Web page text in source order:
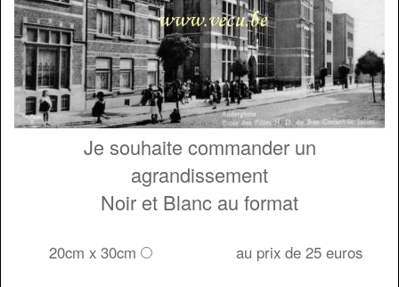
Je souhaite commander un
agrandissement
Noir et Blanc au format
20cm x 30cm au prix de 25 euros